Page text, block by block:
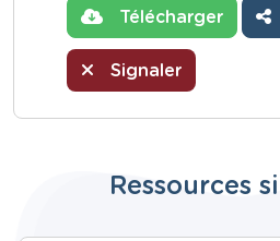
Télécharger
Signaler
Ressources